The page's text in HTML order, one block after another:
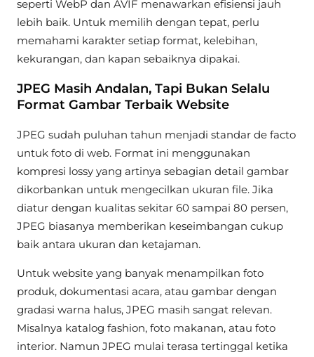
seperti WebP dan AVIF menawarkan efisiensi jauh
lebih baik. Untuk memilih dengan tepat, perlu
memahami karakter setiap format, kelebihan,
kekurangan, dan kapan sebaiknya dipakai.
JPEG Masih Andalan, Tapi Bukan Selalu
Format Gambar Terbaik Website
JPEG sudah puluhan tahun menjadi standar de facto
untuk foto di web. Format ini menggunakan
kompresi lossy yang artinya sebagian detail gambar
dikorbankan untuk mengecilkan ukuran file. Jika
diatur dengan kualitas sekitar 60 sampai 80 persen,
JPEG biasanya memberikan keseimbangan cukup
baik antara ukuran dan ketajaman.
Untuk website yang banyak menampilkan foto
produk, dokumentasi acara, atau gambar dengan
gradasi warna halus, JPEG masih sangat relevan.
Misalnya katalog fashion, foto makanan, atau foto
interior. Namun JPEG mulai terasa tertinggal ketika